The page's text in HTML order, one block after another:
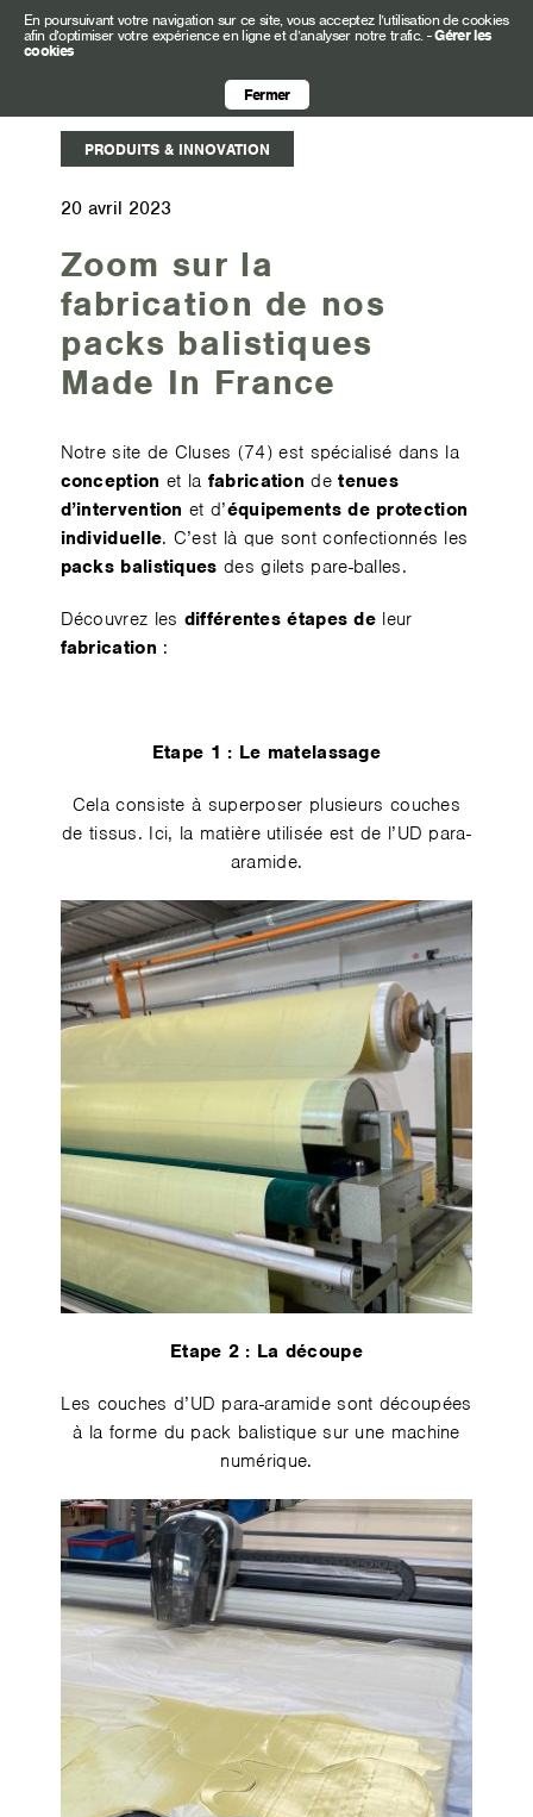
En poursuivant votre navigation sur ce site, vous acceptez l’utilisation de cookies
afin d’optimiser votre expérience en ligne et d’analyser notre trafic.-Gérer les
cookies
Fermer
PRODUITS & INNOVATION
20 avril 2023
Zoom sur la
fabrication de nos
packs balistiques
Made In France
Notre site de Cluses (74) est spécialisé dans la
conception et la fabrication detenues
d’intervention et d’équipements de protection
individuelle. C’est là que sont confectionnés les
packs balistiques des gilets pare-balles.
Découvrez les différentes étapes de leur
fabrication :
Etape 1 : Le matelassage
Cela consiste à superposer plusieurs couches
de tissus. Ici, la matière utilisée est de l’UD para-
aramide.
Etape 2️ : La découpe
Les couches d’UD para-aramide sont découpées
à la forme du pack balistique sur une machine
numérique.